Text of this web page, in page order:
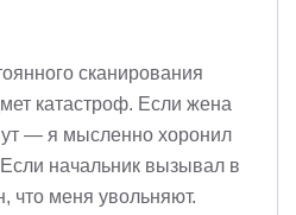
сканирования
катастроф. Если жена
— я мысленно хоронил
начальник вызывал в
что меня увольняют.